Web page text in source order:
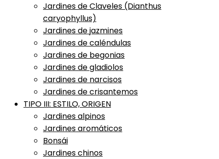
Jardines de Claveles (Dianthus
caryophyllus)
Jardines de jazmines
Jardines de caléndulas
Jardines de begonias
Jardines de gladiolos
Jardines de narcisos
Jardines de crisantemos
TIPO III: ESTILO, ORIGEN
Jardines alpinos
Jardines aromáticos
Bonsái
Jardines chinos